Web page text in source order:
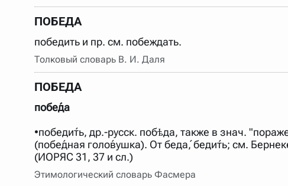
ПОБЕДА
победить и пр. см. побеждать.
Толковый словарь В. И. Даля
ПОБЕДА
побе́да
•победи́ть, др.-русск. побѣда, также в знач.
(побе́дная голо́вушка). От беда́, беди́ть; см.
(ИОРЯС 31, 37 и сл.)
Этимологический словарь Фасмера